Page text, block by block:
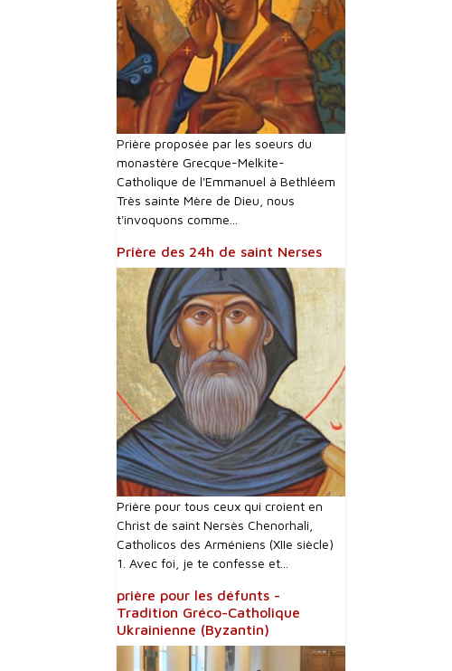
Prière proposée par les soeurs du
monastère Grecque-Melkite-
Catholique de l'Emmanuel à Bethléem
Très sainte Mère de Dieu, nous
t'invoquons comme...
Prière des 24h de saint Nerses
Prière pour tous ceux qui croient en
Christ de saint Nersès Chenorhali,
Catholicos des Arméniens (XIIe siècle)
1. Avec foi, je te confesse et...
prière pour les défunts -
Tradition Gréco-Catholique
Ukrainienne (Byzantin)